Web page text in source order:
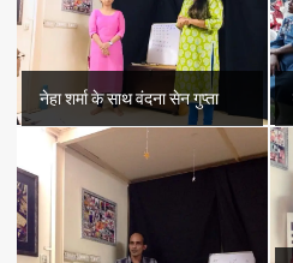
नेहा शर्मा के साथ वंदना सेन गुप्ता